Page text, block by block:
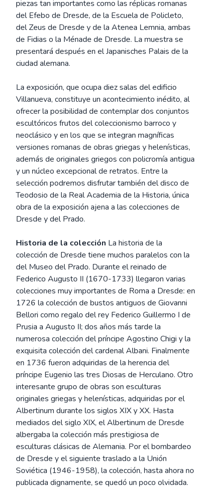
piezas tan importantes como las réplicas romanas
del Efebo de Dresde, de la Escuela de Policleto,
del Zeus de Dresde y de la Atenea Lemnia, ambas
de Fidias o la Ménade de Dresde. La muestra se
presentará después en el Japanisches Palais de la
ciudad alemana.
La exposición, que ocupa diez salas del edificio
Villanueva, constituye un acontecimiento inédito, al
ofrecer la posibilidad de contemplar dos conjuntos
escultóricos frutos del coleccionismo barroco y
neoclásico y en los que se integran magníficas
versiones romanas de obras griegas y helenísticas,
además de originales griegos con policromía antigua
y un núcleo excepcional de retratos. Entre la
selección podremos disfrutar también del disco de
Teodosio de la Real Academia de la Historia, única
obra de la exposición ajena a las colecciones de
Dresde y del Prado.
Historia de la colección La historia de la
colección de Dresde tiene muchos paralelos con la
del Museo del Prado. Durante el reinado de
Federico Augusto II (1670-1733) llegaron varias
colecciones muy importantes de Roma a Dresde: en
1726 la colección de bustos antiguos de Giovanni
Bellori como regalo del rey Federico Guillermo I de
Prusia a Augusto II; dos años más tarde la
numerosa colección del príncipe Agostino Chigi y la
exquisita colección del cardenal Albani. Finalmente
en 1736 fueron adquiridas de la herencia del
príncipe Eugenio las tres Diosas de Herculano. Otro
interesante grupo de obras son esculturas
originales griegas y helenísticas, adquiridas por el
Albertinum durante los siglos XIX y XX. Hasta
mediados del siglo XIX, el Albertinum de Dresde
albergaba la colección más prestigiosa de
esculturas clásicas de Alemania. Por el bombardeo
de Dresde y el siguiente traslado a la Unión
Soviética (1946-1958), la colección, hasta ahora no
publicada dignamente, se quedó un poco olvidada.